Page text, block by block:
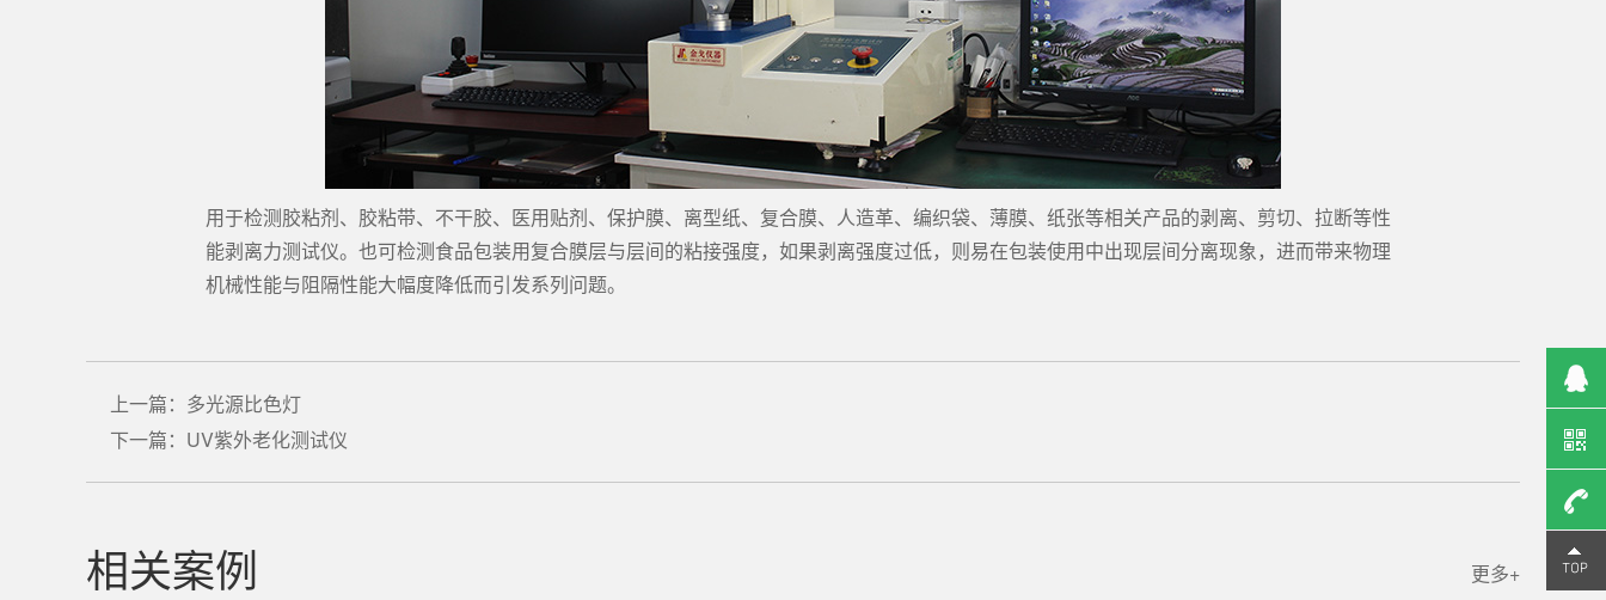
用于检测胶粘剂、胶粘带、不干胶、医用贴剂、保护膜、离型纸、复合膜、人造革、编织袋、薄膜、纸张等相关产品的剥离、剪切、拉断等性
能剥离力测试仪。也可检测食品包装用复合膜层与层间的粘接强度，如果剥离强度过低，则易在包装使用中出现层间分离现象，进而带来物理
机械性能与阻隔性能大幅度降低而引发系列问题。
上一篇： 多光源比色灯
下一篇： UV紫外老化测试仪
相关案例 更多+